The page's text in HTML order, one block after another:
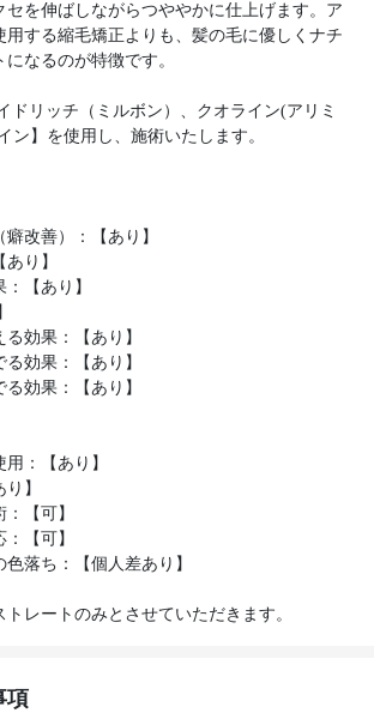
セを伸ばしながらつややかに仕上げます。ア
用する縮毛矯正よりも、髪の毛に優しくナチ
なるのが特徴です。
ドリッチ（ミルボン）、クオライン(アリミ
ン】を使用し、施術いたします。
癖改善）：【あり】
り】
【あり】
る効果：【あり】
る効果：【あり】
る効果：【あり】
：【あり】
】
【可】
【可】
色落ち：【個人差あり】
レートのみとさせていただきます。
項